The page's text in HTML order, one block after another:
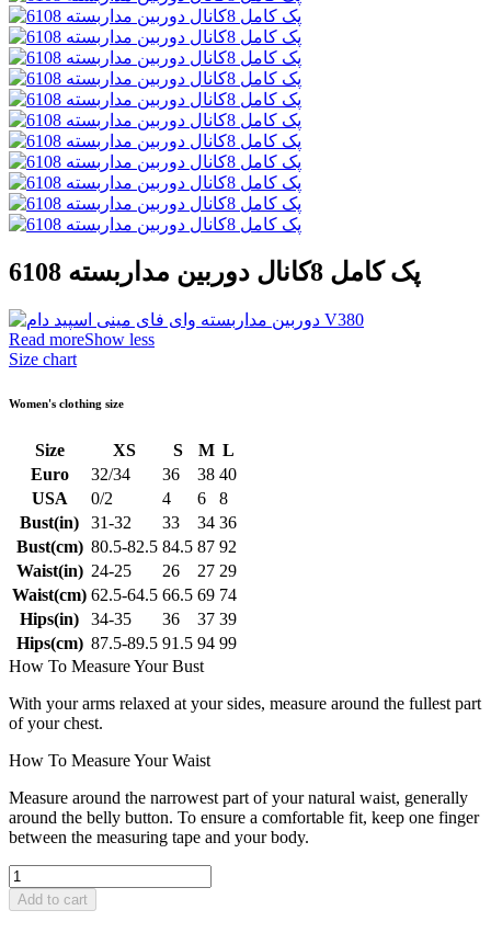
پک کامل 8کانال دوربین مداربسته 6108
Read moreShow less
Size chart
Women's clothing size
Size XS S M L
Euro
32/34 36 38 40
USA
0/2 4 6
8
Bust(in)
31-32 33 34 36
Bust(cm) 80.5-82.5 84.5 87 92
Waist(in) 24-25 26 27 29
Waist(cm) 62.5-64.5 66.5 69 74
Hips(in)
34-35 36 37 39
Hips(cm) 87.5-89.5 91.5 94 99
How To Measure Your Bust
With your arms relaxed at your sides, measure around the fullest part
of your chest.
How To Measure Your Waist
Measure around the narrowest part of your natural waist, generally
around the belly button. To ensure a comfortable fit, keep one finger
between the measuring tape and your body.
Add to cart